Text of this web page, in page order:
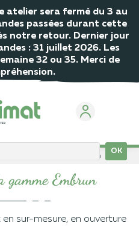
atelier sera fermé du 3 au
passées durant cette
notre retour. Dernier jour
: 31 juillet 2026. Les
32 ou 35. Merci de
OK
Portail Alu Gamme Embrun
Embrun
sur-mesure, en ouverture